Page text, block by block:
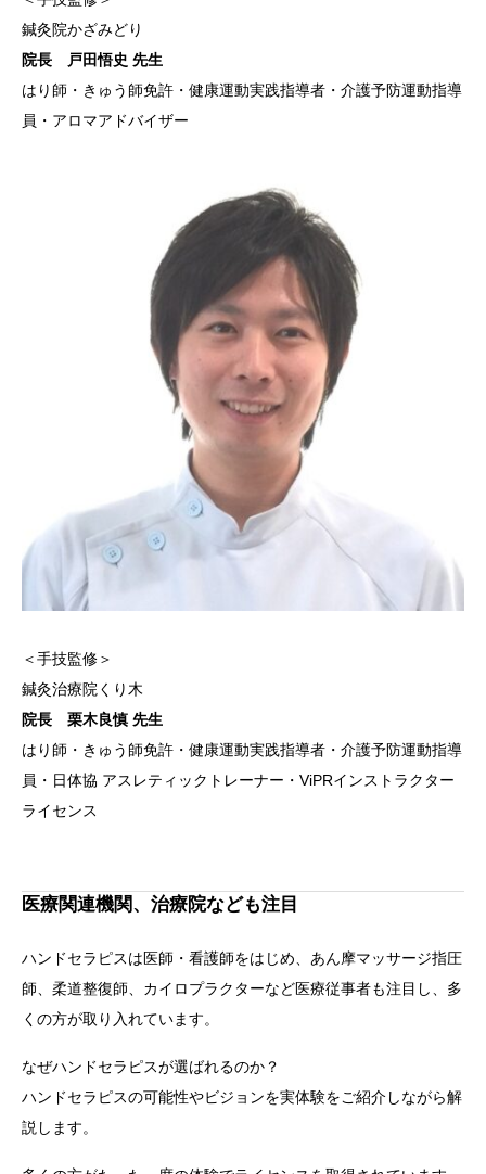
鍼灸院かざみどり
院長 戸田悟史 先生
はり師・きゅう師免許・健康運動実践指導者・介護予防運動指導
員・アロマアドバイザー
＜手技監修＞
鍼灸治療院くり木
院長 栗木良慎 先生
はり師・きゅう師免許・健康運動実践指導者・介護予防運動指導
員・日体協 アスレティックトレーナー・ViPRインストラクター
ライセンス
医療関連機関、治療院なども注目
ハンドセラピスは医師・看護師をはじめ、あん摩マッサージ指圧
師、柔道整復師、カイロプラクターなど医療従事者も注目し、多
くの方が取り入れています。
なぜハンドセラピスが選ばれるのか？
ハンドセラピスの可能性やビジョンを実体験をご紹介しながら解
説します。